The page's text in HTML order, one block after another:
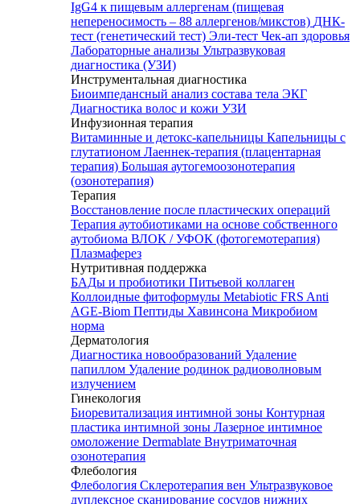
IgG4 к пищевым аллергенам (пищевая
непереносимость – 88 аллергенов/микстов) ДНК-
тест (генетический тест) Эли-тест Чек-ап здоровья
Лабораторные анализы Ультразвуковая
диагностика (УЗИ)
Инструментальная диагностика
Биоимпедансный анализ состава тела ЭКГ
Диагностика волос и кожи УЗИ
Инфузионная терапия
Витаминные и детокс-капельницы Капельницы с
глутатионом Лаеннек-терапия (плацентарная
терапия) Большая аутогемоозонотерапия
(озонотерапия)
Терапия
Восстановление после пластических операций
Терапия аутобиотиками на основе собственного
аутобиома ВЛОК / УФОК (фотогемотерапия)
Плазмаферез
Нутритивная поддержка
БАДы и пробиотики Питьевой коллаген
Коллоидные фитоформулы Metabiotic FRS Anti
AGE-Biom Пептиды Хавинсона Микробиом
норма
Дерматология
Диагностика новообразований Удаление
папиллом Удаление родинок радиоволновым
излучением
Гинекология
Биоревитализация интимной зоны Контурная
пластика интимной зоны Лазерное интимное
омоложение Dermablate Внутриматочная
озонотерапия
Флебология
Флебология Склеротерапия вен Ультразвуковое
дуплексное сканирование сосудов нижних